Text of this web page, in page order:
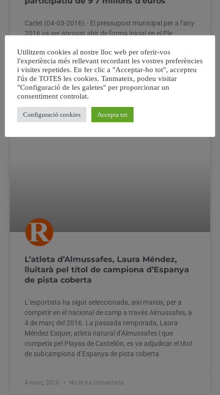
Carlet (04-03-2016).- El pressupost municipal per a l’any
2016 va ser aprovat ahir de forma inicial en el Ple
PSOE i els vots en contra del PP. L’Ajuntament de Carlet
ha aprovat un pressupost que ascendix a 9.724.954 €,
un 0’92 %
L’atleta d’Almussafes, Laura Méndez,
lluitarà pel títol de campiona d’Espanya
de pista coberta
L’esportista ha sigut seleccionada, així mateix, per a
competir en el nacional de camp a través Almussafes, a
4 de març del 2016. La passada temporada, Laura
Méndez Esquer, atleta natural d’Almussafes i que
competix pel Playas de Castellón, es va adjudicar el títol
de subcampiona d’Espanya de pista coberta
4 març, 2016 No hi ha comentaris
Utilitzem cookies al nostre lloc web per oferir-vos
l'experiència més rellevant recordant les vostres preferències
i visites repetides. En fer clic a "Acceptar-ho tot", accepteu
l'ús de TOTES les cookies. Tanmateix, podeu visitar
"Configuració de les galetes" per proporcionar un
consentiment controlat.
Configuració cookies Accepta tot